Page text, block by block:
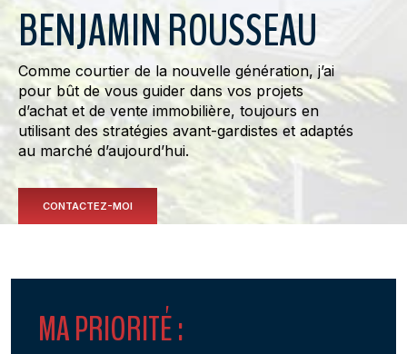
BENJAMIN ROUSSEAU
Comme courtier de la nouvelle génération, j’ai
pour bût de vous guider dans vos projets
d’achat et de vente immobilière, toujours en
utilisant des stratégies avant-gardistes et adaptés
au marché d’aujourd’hui.
CONTACTEZ-MOI
MA PRIORITÉ :